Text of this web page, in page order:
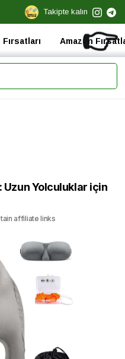
Takipte kalın
👉
Amazon
Uzun Yolculuklar için
affiliate links